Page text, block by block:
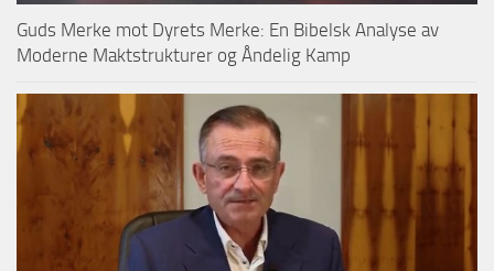
Guds Merke mot Dyrets Merke: En Bibelsk Analyse av
Moderne Maktstrukturer og Åndelig Kamp